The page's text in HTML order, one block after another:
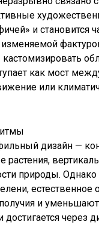
и становится
как мост
или
дизайн —
природы.
и
через